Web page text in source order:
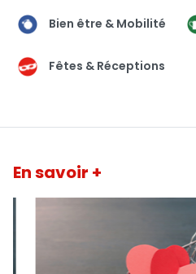
Bien être & Mobilité
Fêtes & Réceptions
En savoir +